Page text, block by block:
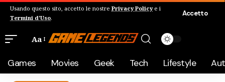
Usando questo sito, accetto le nostre Privacy Policye i
Termini d'Uso.
Accetto
Aa
Games Movies Geek Tech Lifestyle